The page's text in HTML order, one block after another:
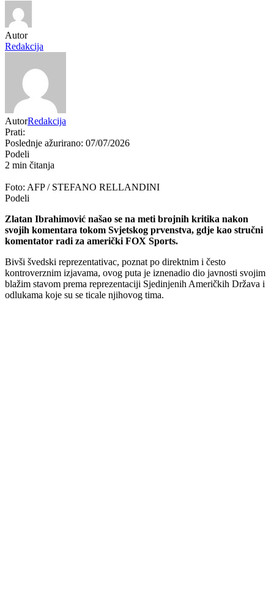
Autor
Redakcija
AutorRedakcija
Prati:
Poslednje ažurirano: 07/07/2026
Podeli
2 min čitanja
Foto: AFP / STEFANO RELLANDINI
Podeli
Zlatan Ibrahimović našao se na meti brojnih kritika nakon
svojih komentara tokom Svjetskog prvenstva, gdje kao stručni
komentator radi za američki FOX Sports.
Bivši švedski reprezentativac, poznat po direktnim i često
kontroverznim izjavama, ovog puta je iznenadio dio javnosti svojim
blažim stavom prema reprezentaciji Sjedinjenih Američkih Država i
odlukama koje su se ticale njihovog tima.